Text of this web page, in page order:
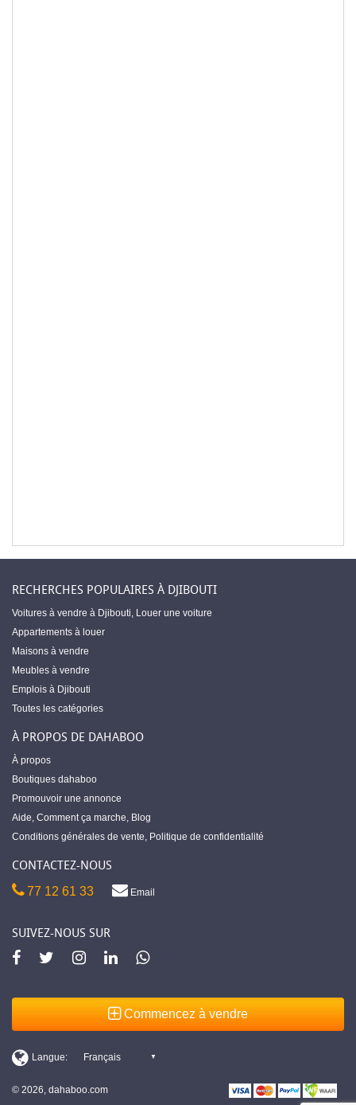
RECHERCHES POPULAIRES À DJIBOUTI
Voitures à vendre à Djibouti, Louer une voiture
Appartements à louer
Maisons à vendre
Meubles à vendre
Emplois à Djibouti
Toutes les catégories
À PROPOS DE DAHABOO
À propos
Boutiques dahaboo
Promouvoir une annonce
Aide, Comment ça marche, Blog
Conditions générales de vente, Politique de confidentialité
CONTACTEZ-NOUS
77 12 61 33 Email
SUIVEZ-NOUS SUR
Commencez à vendre
© 2026, dahaboo.com